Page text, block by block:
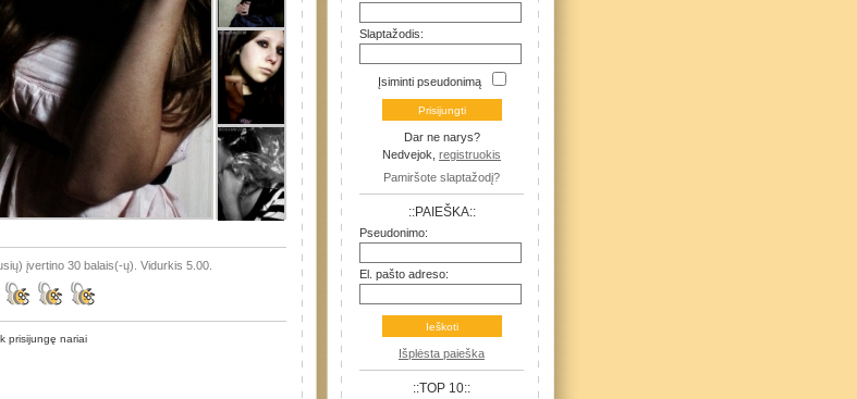
Slaptažodis:
Įsiminti pseudonimą
Dar ne narys?
Nedvejok, registruokis
Pamiršote slaptažodį?
::PAIEŠKA::
Pseudonimo:
El. pašto adreso:
Išplėsta paieška
::TOP 10::
įvertino 30 balais(-ų). Vidurkis 5.00.
prisijungę nariai